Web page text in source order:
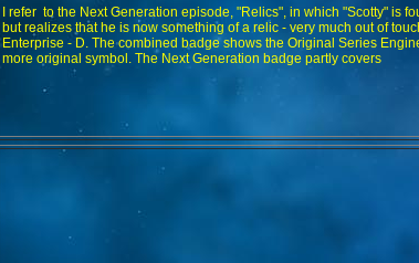
I refer to the Next Generation episode, "Relics", in which "Scotty" is
but realizes that he is now something of a relic - very much out of
Enterprise - D. The combined badge shows the Original Series
more original symbol. The Next Generation badge partly covers